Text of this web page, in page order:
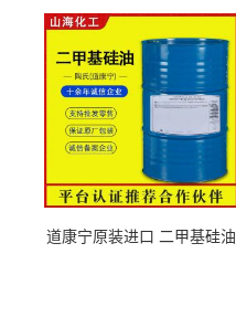
道康宁原装进口 二甲基硅油